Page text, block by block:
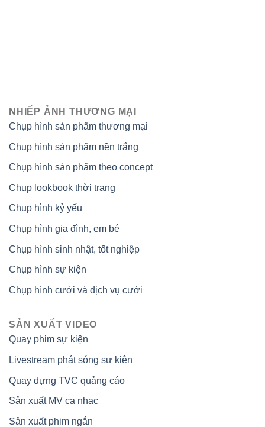
NHIẾP ẢNH THƯƠNG MẠI
Chụp hình sản phẩm thương mại
Chụp hình sản phẩm nền trắng
Chụp hình sản phẩm theo concept
Chụp lookbook thời trang
Chụp hình kỷ yếu
Chụp hình gia đình, em bé
Chụp hình sinh nhật, tốt nghiệp
Chụp hình sự kiện
Chụp hình cưới và dịch vụ cưới
SẢN XUẤT VIDEO
Quay phim sự kiện
Livestream phát sóng sự kiện
Quay dựng TVC quảng cáo
Sản xuất MV ca nhạc
Sản xuất phim ngắn